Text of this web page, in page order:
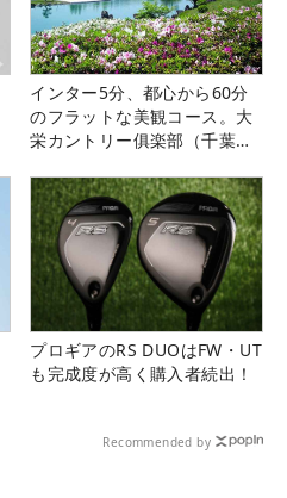
インター5分、都心から60分
のフラットな美観コース。大
栄カントリー俱楽部（千葉
プロギアのRS DUOはFW・UT
も完成度が高く購入者続出！
Recommended by